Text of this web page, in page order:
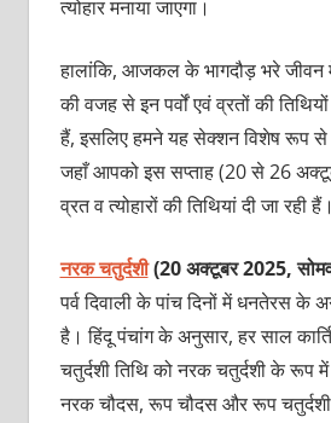
त्योहार मनाया जाएगा।
हालांकि, आजकल के भागदौड़ भरे जीवन
की वजह से इन पर्वों एवं व्रतों की
हैं, इसलिए हमने यह सेक्शन विशेष रूप से
जहाँ आपको इस सप्ताह (20 से 26
व्रत व त्योहारों की तिथियां दी जा रही हैं।
नरक चतुर्दशी(20 अक्टूबर 2025,
पर्व दिवाली के पांच दिनों में धनतेरस के
है। हिंदू पंचांग के अनुसार, हर साल
चतुर्दशी तिथि को नरक चतुर्दशी के रूप
नरक चौदस, रूप चौदस और रूप चतुर्दशी